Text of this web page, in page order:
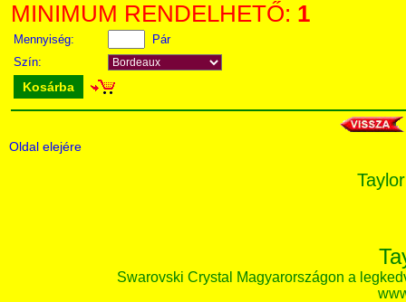
MINIMUM RENDELHETŐ: 1
Mennyiség:
Pár
Szín:
Kosárba
Oldal elejére
Swarovski Crystal Magyarországon a